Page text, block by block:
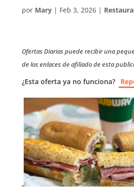
por Mary| Feb 3, 2026|
Ofertas Diarias puede recibir una
de los enlaces de afiliado de esta
¿Esta oferta ya no funciona?